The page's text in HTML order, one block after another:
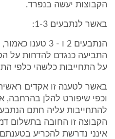
הקבוצות יעשה בנפרד.
באשר לנתבעים 1-3:
הנתבעים 2 ו - 3
התביעה כנגדם להדחות על
על התחייבות כלשהי כלפי
באשר לטענה זו אקדים
וכפי שיפורט להלן בהרחבה,
הקבוצה זו החובה בתשלום
אינני נדרשת להכריע